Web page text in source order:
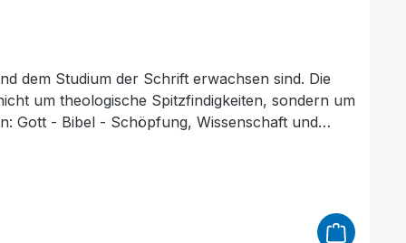
dem Studium der Schrift erwachsen sind. Die
um theologische Spitzfindigkeiten, sondern um
Gott - Bibel - Schöpfung, Wissenschaft und